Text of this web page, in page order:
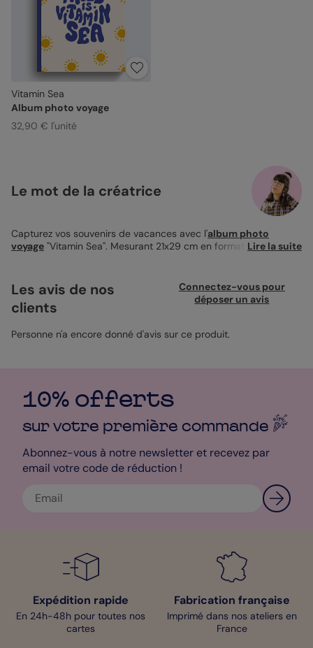
Vitamin Sea
Album photo voyage
32,90 € l'unité
Le mot de la créatrice
Capturez vos souvenirs de vacances avec l'album photo
voyage "Vitamin Sea". Mesurant 21x29 cm en format portrait
présente des illustrations de soleils jaunes dispersés sur un
fond crème, apportant une touche joyeuse et estivale. Le texte
central, en bleu vif, attire immédiatement l'attention. Vous
et en modifiant le texte avec différentes couleurs, types et
immortaliser vos escapades en bord de mer, ce
accompagne dans tous vos souvenirs de voyage.
Margaux - Designer
Lire la suite
Les avis de nos
clients
Connectez-vous pour
déposer un avis
Personne n'a encore donné d'avis sur ce produit.
10% offerts
sur votre première commande
Abonnez-vous à notre newsletter et recevez par
email votre code de réduction !
Expédition rapide
En 24h-48h pour toutes nos
cartes
Fabrication française
Imprimé dans nos ateliers en
France